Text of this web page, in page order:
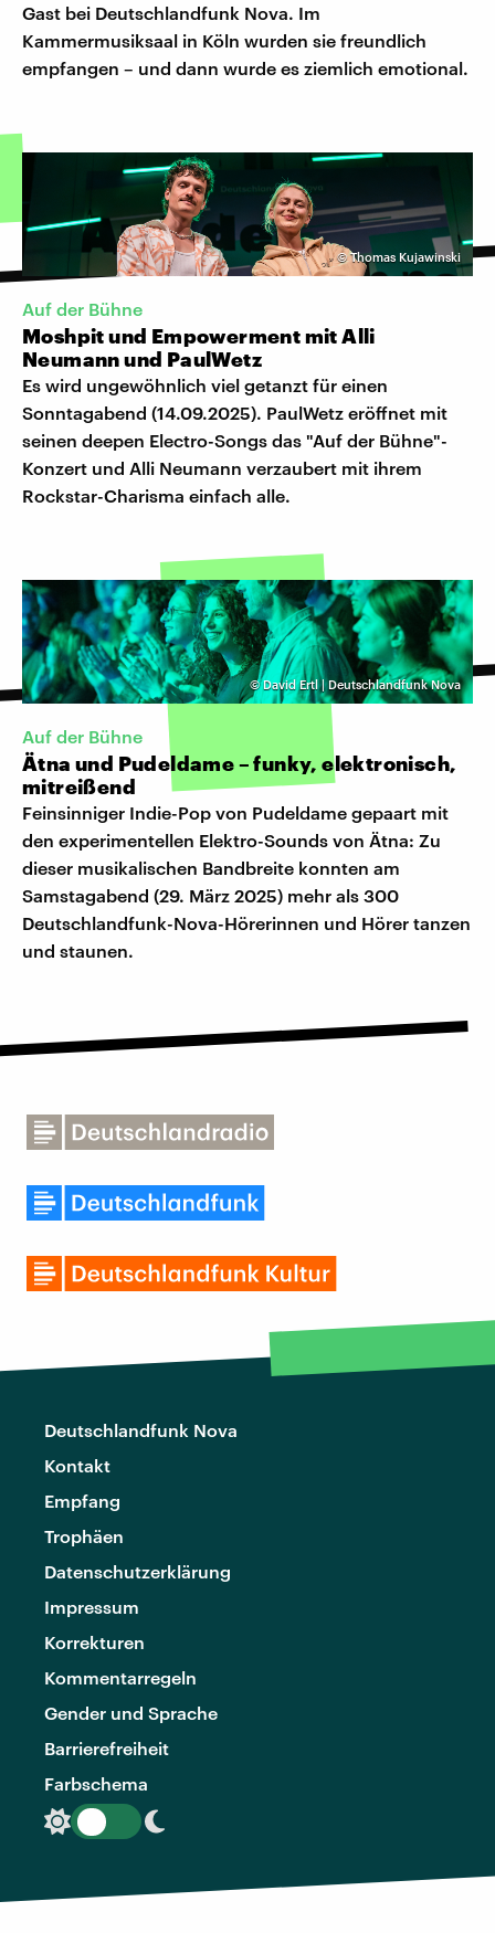
Gast bei Deutschlandfunk Nova. Im
Kammermusiksaal in Köln wurden sie freundlich
empfangen – und dann wurde es ziemlich emotional.
©Thomas Kujawinski
Auf der Bühne
Moshpit und Empowerment mit Alli
Neumann und PaulWetz
Es wird ungewöhnlich viel getanzt für einen
Sonntagabend (14.09.2025). PaulWetz eröffnet mit
seinen deepen Electro-Songs das "Auf der Bühne"-
Konzert und Alli Neumann verzaubert mit ihrem
Rockstar-Charisma einfach alle.
©David Ertl | Deutschlandfunk Nova
Auf der Bühne
Ätna und Pudeldame – funky, elektronisch,
mitreißend
Feinsinniger Indie-Pop von Pudeldame gepaart mit
den experimentellen Elektro-Sounds von Ätna: Zu
dieser musikalischen Bandbreite konnten am
Samstagabend (29. März 2025) mehr als 300
Deutschlandfunk-Nova-Hörerinnen und Hörer tanzen
und staunen.
Deutschlandfunk Nova
Kontakt
Empfang
Trophäen
Datenschutzerklärung
Impressum
Korrekturen
Kommentarregeln
Gender und Sprache
Barrierefreiheit
Farbschema